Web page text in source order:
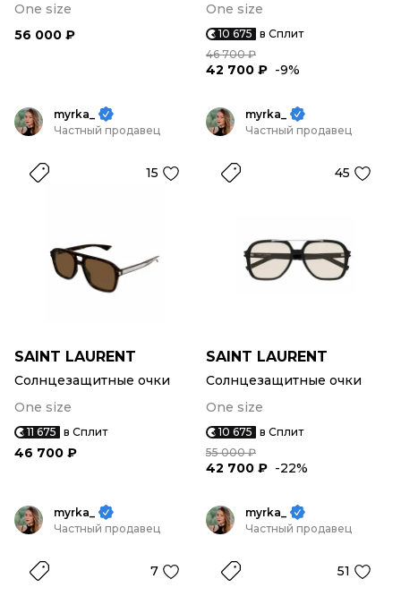
One size
56 000 ₽
One size
10 675 в Сплит
46 700 ₽
42 700 ₽ -9%
myrka_
Частный продавец
15
SAINT LAURENT
Солнцезащитные очки
One size
11 675 в Сплит
46 700 ₽
myrka_
Частный продавец
45
SAINT LAURENT
Солнцезащитные очки
One size
10 675 в Сплит
55 000 ₽
42 700 ₽ -22%
myrka_
Частный продавец
7
myrka_
Частный продавец
51